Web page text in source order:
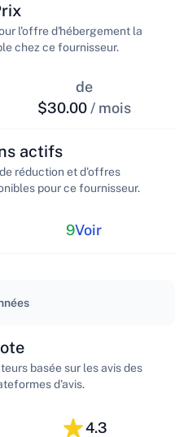
l'offre d'hébergement la
chez ce fournisseur.
de
$30.00 / mois
actifs
réduction et d'offres
pour ce fournisseur.
9Voir
basée sur les avis des
d'avis.
4.3